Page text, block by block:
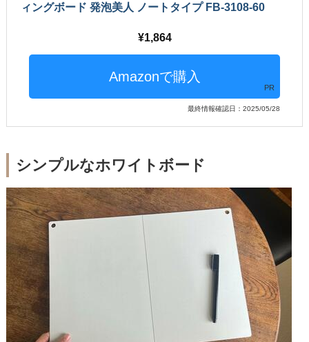
ィングボード 発泡美人 ノートタイプ FB-3108-60
1,864
PR
最終情報確認日：2025/05/28
シンプルなホワイトボード